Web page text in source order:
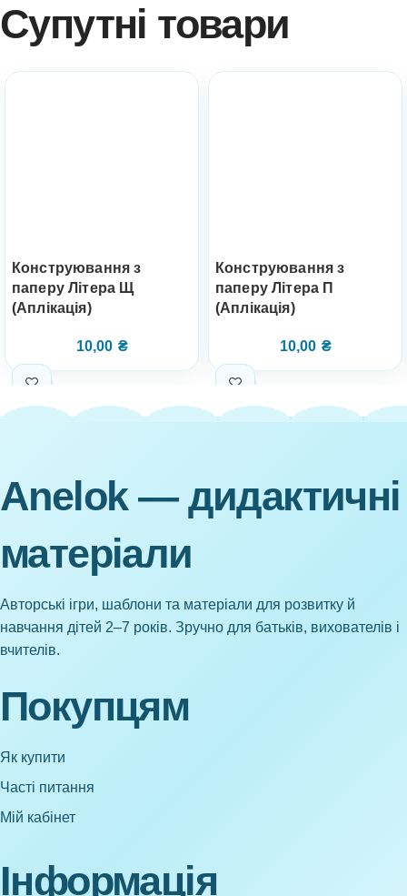
Супутні товари
Конструювання з
паперу Літера Щ
(Аплікація)
10,00 ₴
Конструювання з
паперу Літера П
(Аплікація)
10,00 ₴
Anelok — дидактичні
матеріали
Авторські ігри, шаблони та матеріали для розвитку й
навчання дітей 2–7 років. Зручно для батьків, вихователів і
вчителів.
Покупцям
Як купити
Часті питання
Мій кабінет
Інформація